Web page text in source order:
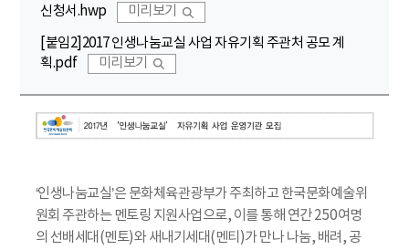
신청서.hwp
미리보기
[붙임2]2017 인생나눔교실 사업 자유기획 주관처 공모 계
획.pdf
미리보기
‘인생나눔교실’은 문화체육관광부가 주최하고 한국문화예술위
원회 주관하는 멘토링 지원사업으로, 이를 통해 연간 250여명
의 선배세대(멘토)와 새내기세대(멘티)가 만나 나눔, 배려, 공